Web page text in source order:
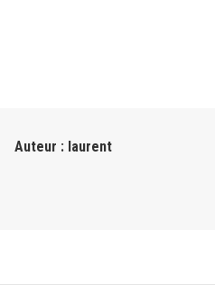
Auteur : laurent